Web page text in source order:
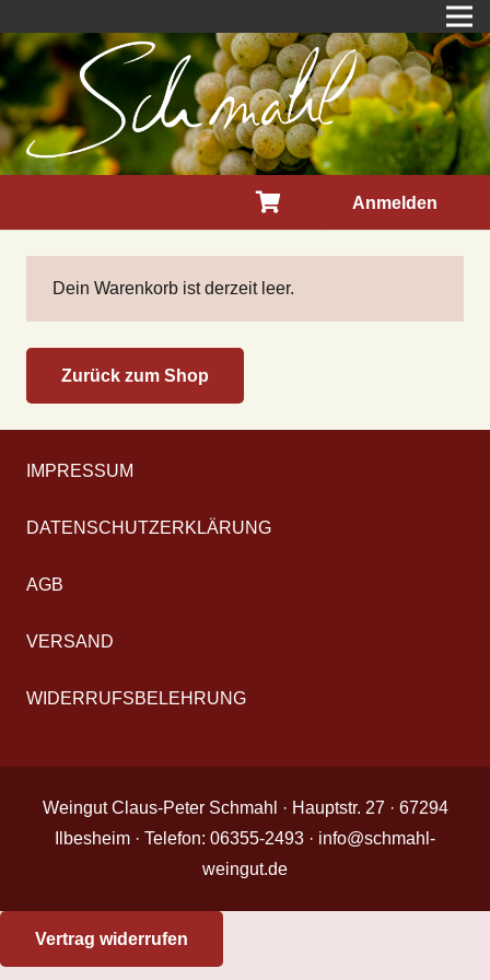
Anmelden
Dein Warenkorb ist derzeit leer.
Zurück zum Shop
IMPRESSUM
DATENSCHUTZERKLÄRUNG
AGB
VERSAND
WIDERRUFSBELEHRUNG
Weingut Claus-Peter Schmahl · Hauptstr. 27 · 67294
Ilbesheim · Telefon: 06355-2493 · info@schmahl-
weingut.de
Vertrag widerrufen